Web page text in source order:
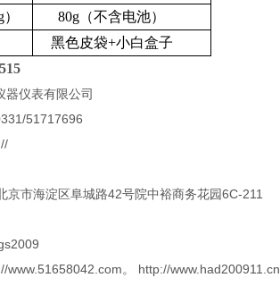
80g （不含电池）
黑色皮袋+小白盒子
器仪表有限公司
51717696
海淀区阜城路42号院中裕商务花园6C-211
。 http://www.had200911.cn